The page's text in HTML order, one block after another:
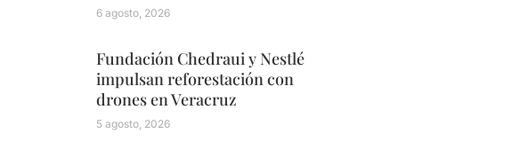
6 agosto, 2026
Fundación Chedraui y Nestlé
impulsan reforestación con
drones en Veracruz
5 agosto, 2026